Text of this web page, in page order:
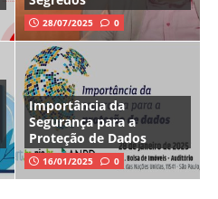
28/07/2025 0
Importância da
Segurança para a
Proteção de Dados
16/01/2025 0